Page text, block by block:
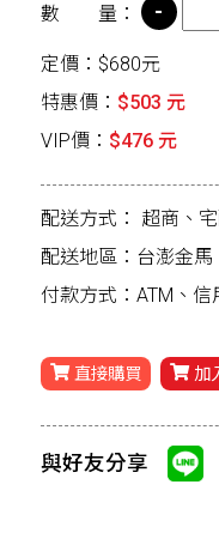
數 量：
定價：$680元
特惠價： $503 元
VIP價： $476 元
配送方式： 超商、
配送地區：台澎金馬
付款方式：ATM、
直接購買 加
與好友分享